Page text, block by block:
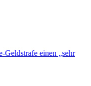
einen „sehr